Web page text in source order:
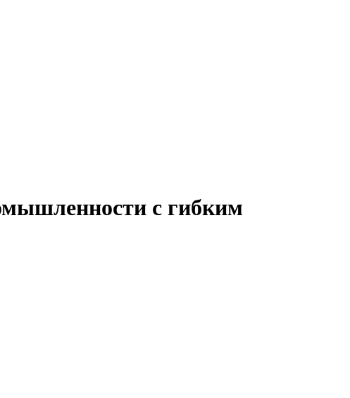
с гибким